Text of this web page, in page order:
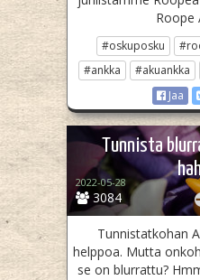
Roope
#oskuposku
#ankka
#akuankka
Jaa
Tunnista
3084
2022-05-28
Tunnistatkohan
helppoa. Mutta
se on blurrattu?